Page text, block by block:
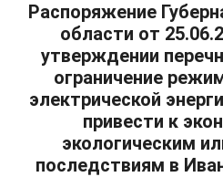
Распоряжение
области от
утверждении
ограничение
электрической
привести к
экологическим
последствиям в